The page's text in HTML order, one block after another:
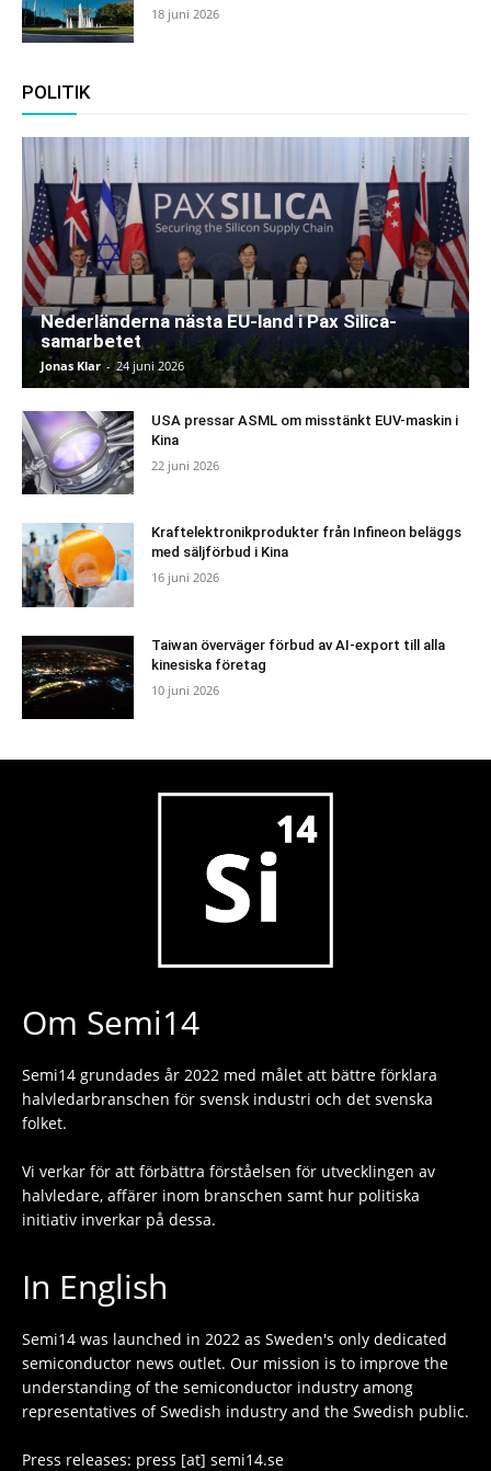
18 juni 2026
POLITIK
Nederländerna nästa EU-land i Pax Silica-
samarbetet
Jonas Klar - 24 juni 2026
USA pressar ASML om misstänkt EUV-maskin i
Kina
22 juni 2026
Kraftelektronikprodukter från Infineon beläggs
med säljförbud i Kina
16 juni 2026
Taiwan överväger förbud av AI-export till alla
kinesiska företag
10 juni 2026
Om Semi14
Semi14 grundades år 2022 med målet att bättre förklara
halvledarbranschen för svensk industri och det svenska
folket.
Vi verkar för att förbättra förståelsen för utvecklingen av
halvledare, affärer inom branschen samt hur politiska
initiativ inverkar på dessa.
In English
Semi14 was launched in 2022 as Sweden's only dedicated
semiconductor news outlet. Our mission is to improve the
understanding of the semiconductor industry among
representatives of Swedish industry and the Swedish public.
Press releases: press [at] semi14.se